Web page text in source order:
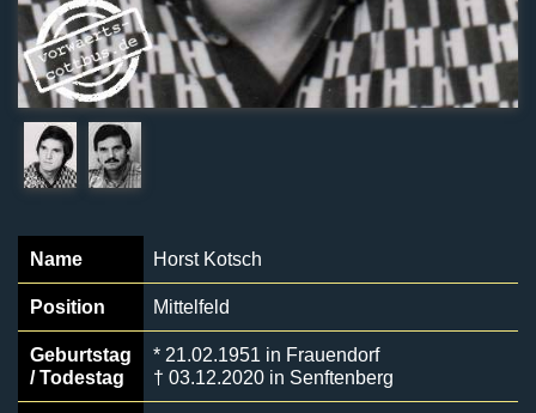
Name Horst Kotsch
Position Mittelfeld
Geburtstag
/ Todestag
* 21.02.1951 in Frauendorf
† 03.12.2020 in Senftenberg